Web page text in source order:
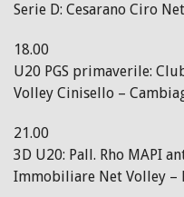
Serie D: Cesarano Ciro
18.00
U20 PGS primaverile:
Volley Cinisello –
21.00
3D U20: Pall. Rho MAPI
Immobiliare Net Volley –